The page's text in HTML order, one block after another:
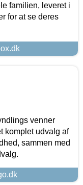
familien, leveret i
for at se deres
venner
komplet udvalg af
sammen med